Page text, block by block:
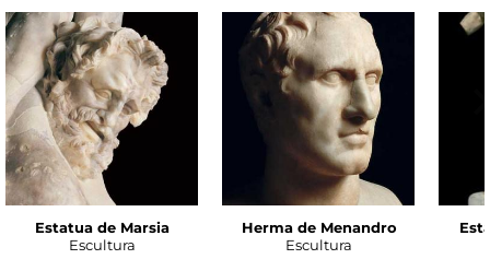
Estatua de Marsia
Escultura
Herma de Menandro
Escultura